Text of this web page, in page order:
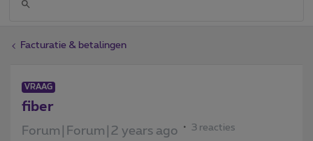
Facturatie & betalingen
VRAAG
fiber
Forum|Forum|2 years ago 3 reacties